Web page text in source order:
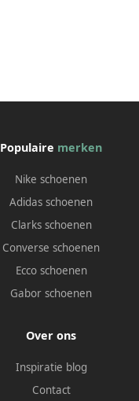
Populaire merken
Nike schoenen
Adidas schoenen
Clarks schoenen
Converse schoenen
Ecco schoenen
Gabor schoenen
Over ons
Inspiratie blog
Contact